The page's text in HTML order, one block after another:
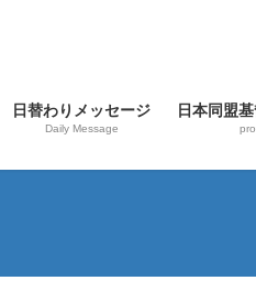
日替わりメッセージ
Daily Message
日本同盟